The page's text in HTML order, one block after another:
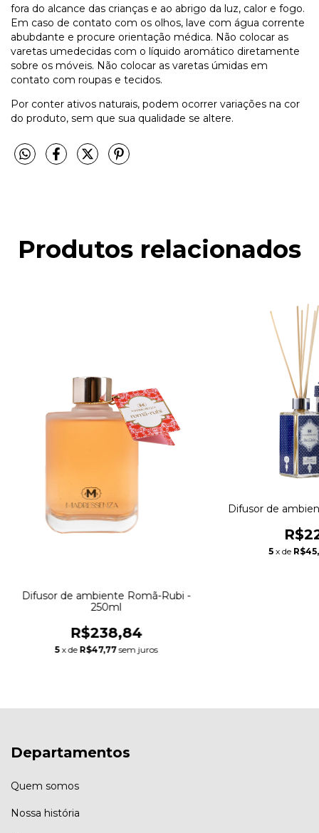
fora do alcance das crianças e ao abrigo da luz, calor e fogo.
Em caso de contato com os olhos, lave com água corrente
abubdante e procure orientação médica. Não colocar as
varetas umedecidas com o líquido aromático diretamente
sobre os móveis. Não colocar as varetas úmidas em
contato com roupas e tecidos.
Por conter ativos naturais, podem ocorrer variações na cor
do produto, sem que sua qualidade se altere.
Produtos relacionados
Difusor de ambiente Romã-Rubi -
250ml
R$238,84
5 x de R$47,77 sem juros
Difusor de
5 x de
Departamentos
Quem somos
Nossa história